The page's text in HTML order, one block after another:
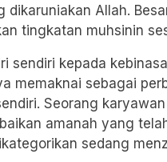
dikaruniakan Allah.
tingkatan muhsinin
sendiri kepada
memaknai sebagai
Seorang
amanah yang
sedang